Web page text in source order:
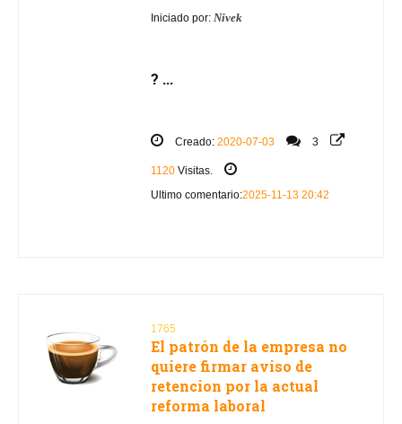
Iniciado por: Nivek
? ...
Creado: 2020-07-03 3
1120 Visitas.
Ultimo comentario:2025-11-13 20:42
1765
El patrón de la empresa no
quiere firmar aviso de
retencion por la actual
reforma laboral